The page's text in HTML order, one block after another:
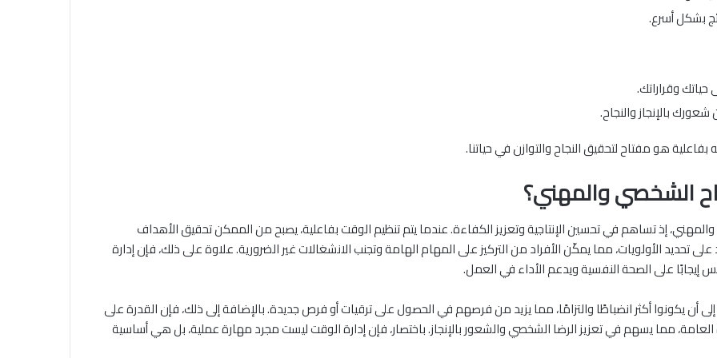
بشكل أسرع.
وقراراتك.
بالإنجاز والنجاح.
بفاعلية هو مفتاح لتحقيق النجاح والتوازن في حياتنا.
الشخصي والمهني؟
إذ تساهم في تحسين الإنتاجية وتعزيز الكفاءة. عندما يتم تنظيم الوقت بفاعلية، يصبح من الممكن تحقيق الأهداف
تحديد الأولويات، مما يمكّن الأفراد من التركيز على المهام الهامة وتجنب الانشغالات غير الضرورية. علاوة على ذلك، فإن إدارة
إيجابًا على الصحة النفسية ويدعم الأداء في العمل.
أن يكونوا أكثر انضباطًا والتزامًا، مما يزيد من فرصهم في الحصول على ترقيات أو فرص جديدة. بالإضافة إلى ذلك، فإن القدرة على
العامة، مما يسهم في تعزيز الرضا الشخصي والشعور بالإنجاز. باختصار، فإن إدارة الوقت ليست مجرد مهارة عملية، بل هي أساسية